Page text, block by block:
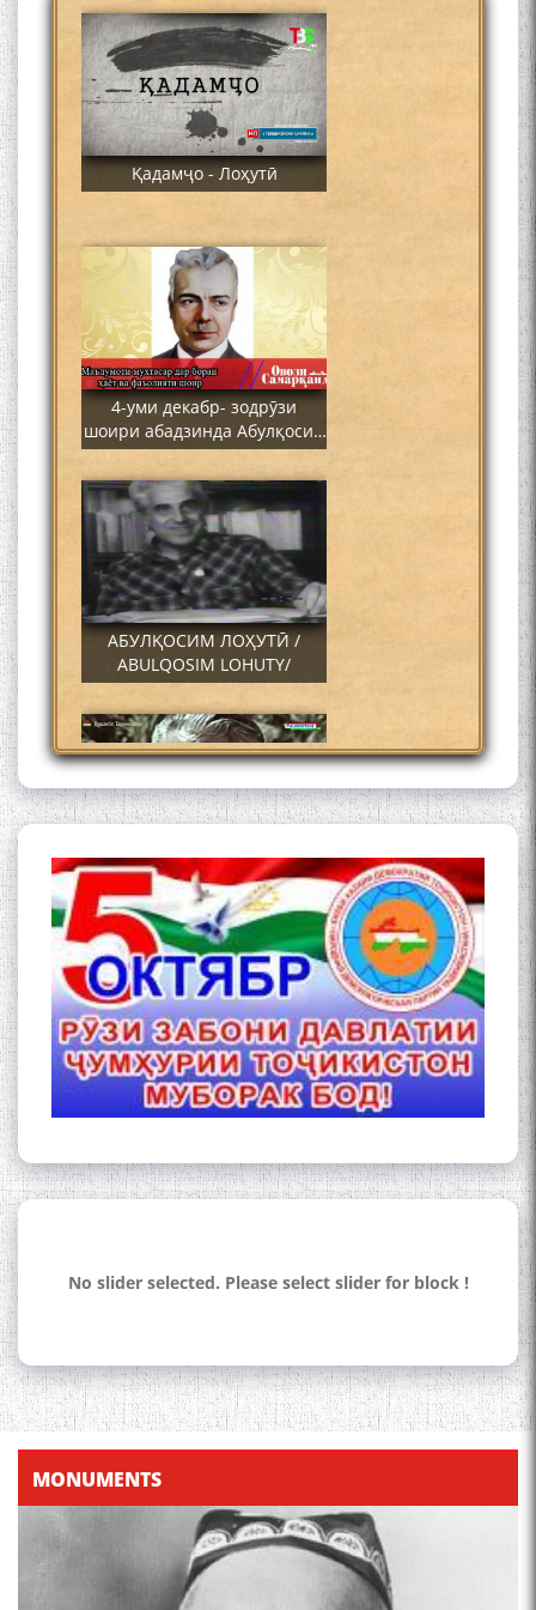
Қадамҷо - Лоҳутӣ
4-уми декабр- зодрӯзи
шоири абадзинда Абулқосим
Лоҳутӣ
АБУЛҚОСИМ ЛОҲУТӢ /
ABULQOSIM LOHUTY/
Что знают в Ташкенте о
Мирзо Турсунзаде, чьим
именем назвали станцию
метро?
Осорхонаи Мирзо
Тоҷикистон Мирзо
Турсунзода / Mirzo
Tursunzoda
ЧЕХРАХОИ АСЛИИ МИРЗО
ТУРСУНЗОДА
No slider selected. Please select slider for block !
MONUMENTS